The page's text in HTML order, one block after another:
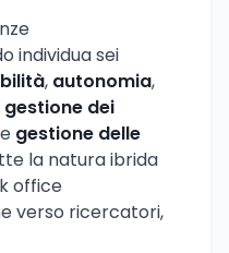
individua sei
, autonomia,
dei
e gestione delle
la natura ibrida
office
verso ricercatori,